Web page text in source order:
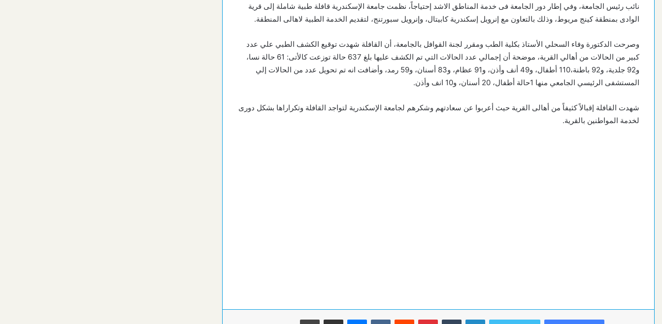
نائب رئيس الجامعة، وفي إطار دور الجامعة فى خدمة المناطق الاشد إحتياجاً، نظمت جامعة الإسكندرية قافلة طبية شاملة إلى قرية
الوادى بمنطقة كينج مريوط، وذلك بالتعاون مع إنرويل إسكندرية كابيتال، وإنرويل سبورتنج، لتقديم الخدمة الطبية لاهالى المنطقة.
وصرحت الدكتورة وفاء السحلي الأستاذ بكلية الطب ومقرر لجنة القوافل بالجامعة، أن القافلة شهدت توقيع الكشف الطبي علي عدد
كبير من الحالات من أهالي القرية، موضحة أن إجمالي عدد الحالات التي تم الكشف عليها بلغ 637 حالة توزعت كالأتى: 61 حالة نسا،
و92 جلدية، و92 باطنة،110 أطفال، و49 أنف وأذن، و91 عظام، و83 أسنان، و59 رمد، وأضافت انه تم تحويل عدد من الحالات إلي
المستشفى الرئيسي الجامعي منها 1حالة أطفال، 20 أسنان، و10 انف وأذن.
شهدت القافلة إقبالاً كثيفاً من أهالى القرية حيث أعربوا عن سعادتهم وشكرهم لجامعة الإسكندرية لتواجد القافلة وتكراراها بشكل دورى
لخدمة المواطنين بالقرية.
لينكدإن بينتيريست ماسنجر مشاركة عبر البريد طباعة
ذكري عيد المحافظة القومي “الماسي”